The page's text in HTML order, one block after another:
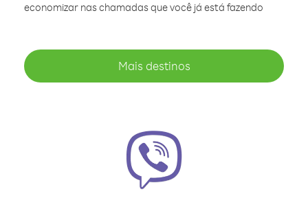
economizar nas chamadas que você já está fazendo
Mais destinos